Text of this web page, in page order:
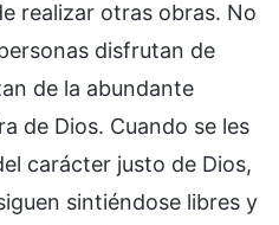
realizar otras obras. No
disfrutan de
de la abundante
de Dios. Cuando se les
carácter justo de Dios,
sintiéndose libres y